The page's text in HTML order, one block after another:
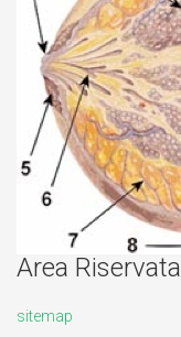
Area Riservata
sitemap